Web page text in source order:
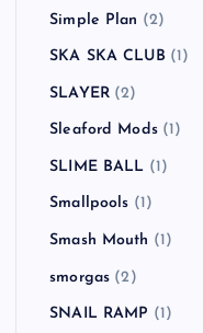
Simple Plan (2)
SKA SKA CLUB (1)
SLAYER(2)
Sleaford Mods(1)
SLIME BALL (1)
Smallpools (1)
Smash Mouth (1)
smorgas (2)
SNAIL RAMP (1)